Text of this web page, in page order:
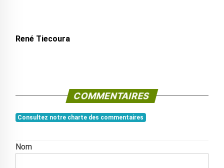
René Tiecoura
COMMENTAIRES
Consultez notre charte des commentaires
Nom